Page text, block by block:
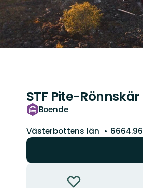
STF Pite-
Boende
Län:
Västerbottens län